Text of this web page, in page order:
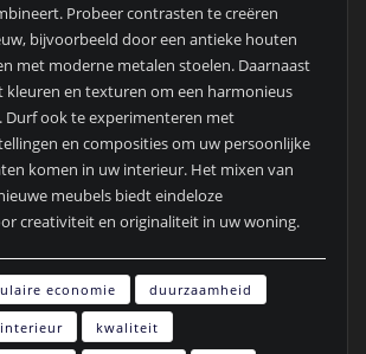
Probeer contrasten te creëren
bijvoorbeeld door een antieke houten
met moderne metalen stoelen. Daarnaast
kleuren en texturen om een harmonieus
Durf ook te experimenteren met
en composities om uw persoonlijke
komen in uw interieur. Het mixen van
meubels biedt eindeloze
creativiteit en originaliteit in uw woning.
economie duurzaamheid
interieur kwaliteit